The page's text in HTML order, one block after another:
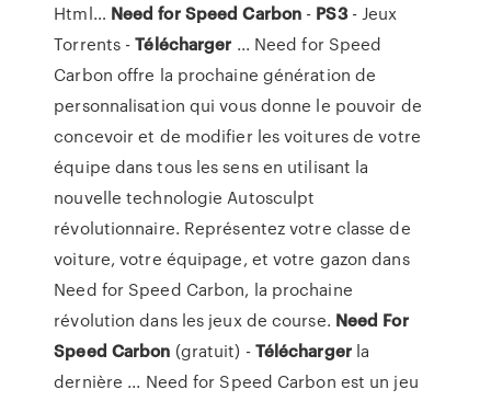
Html… Need for Speed Carbon - PS3- Jeux
Torrents -Télécharger ... Need for Speed
Carbon offre la prochaine génération de
personnalisation qui vous donne le pouvoir de
concevoir et de modifier les voitures de votre
équipe dans tous les sens en utilisant la
nouvelle technologie Autosculpt
révolutionnaire. Représentez votre classe de
voiture, votre équipage, et votre gazon dans
Need for Speed Carbon, la prochaine
révolution dans les jeux de course. Need For
Speed Carbon (gratuit) -Téléchargerla
dernière ... Need for Speed Carbon est un jeu